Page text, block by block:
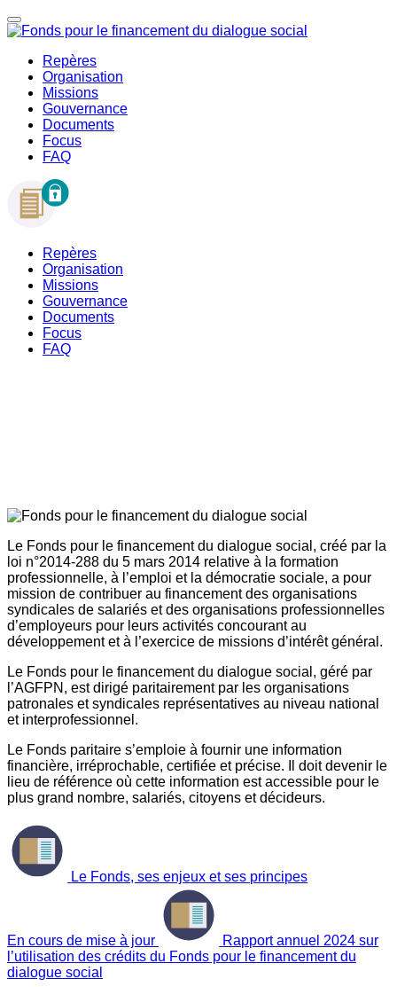
Repères
Organisation
Missions
Gouvernance
Documents
Focus
FAQ
Repères
Organisation
Missions
Gouvernance
Documents
Focus
FAQ
Le Fonds pour le financement du dialogue social, créé par la
loi n°2014-288 du 5 mars 2014 relative à la formation
professionnelle, à l’emploi et la démocratie sociale, a pour
mission de contribuer au financement des organisations
syndicales de salariés et des organisations professionnelles
d’employeurs pour leurs activités concourant au
développement et à l’exercice de missions d’intérêt général.
Le Fonds pour le financement du dialogue social, géré par
l’AGFPN, est dirigé paritairement par les organisations
patronales et syndicales représentatives au niveau national
et interprofessionnel.
Le Fonds paritaire s’emploie à fournir une information
financière, irréprochable, certifiée et précise. Il doit devenir le
lieu de référence où cette information est accessible pour le
plus grand nombre, salariés, citoyens et décideurs.
Le Fonds, ses enjeux et ses principes
En cours de mise à jour
Rapport annuel 2024 sur
l’utilisation des crédits du Fonds pour le financement du
dialogue social